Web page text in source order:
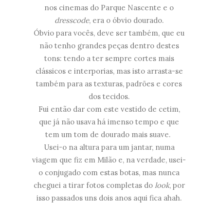
nos cinemas do Parque Nascente e o
dresscode, era o óbvio dourado.
Óbvio para vocês, deve ser também, que eu
não tenho grandes peças dentro destes
tons: tendo a ter sempre cortes mais
clássicos e interporias, mas isto arrasta-se
também para as texturas, padrões e cores
dos tecidos.
Fui então dar com este vestido de cetim,
que já não usava há imenso tempo e que
tem um tom de dourado mais suave.
Usei-o na altura para um jantar, numa
viagem que fiz em Milão e, na verdade, usei-
o conjugado com estas botas, mas nunca
cheguei a tirar fotos completas do look, por
isso passados uns dois anos aqui fica ahah.